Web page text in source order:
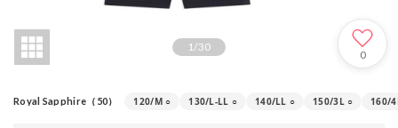
1 /30
0
Royal Sapphire（50） 120/M ○ 130/L-LL ○ 140/LL ○ 150/3L ○ 160/